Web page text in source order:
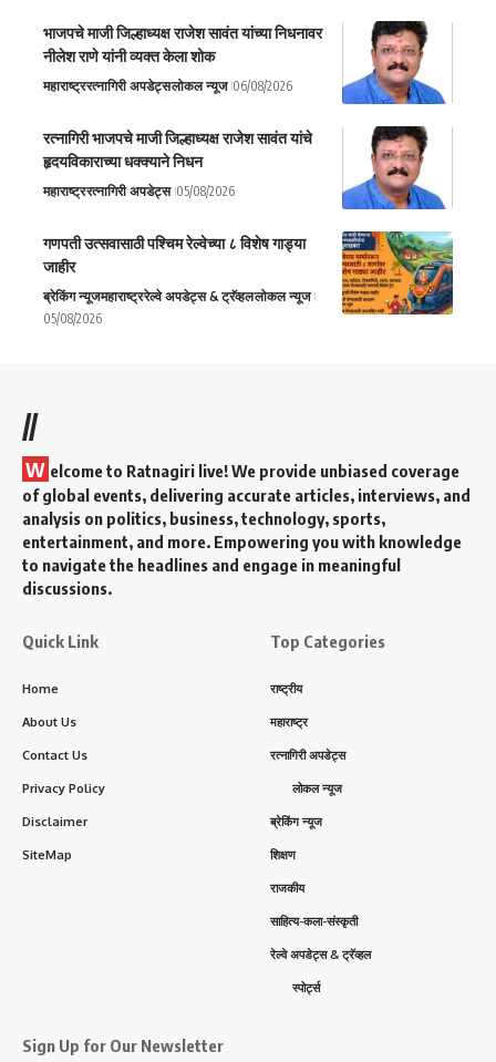
भाजपचे माजी जिल्हाध्यक्ष राजेश सावंत यांच्या निधनावर
नीलेश राणे यांनी व्यक्त केला शोक
महाराष्ट्ररत्नागिरी अपडेट्सलोकल न्यूज 06/08/2026
रत्नागिरी भाजपचे माजी जिल्हाध्यक्ष राजेश सावंत यांचे
हृदयविकाराच्या धक्क्याने निधन
महाराष्ट्ररत्नागिरी अपडेट्स 05/08/2026
गणपती उत्सवासाठी पश्चिम रेल्वेच्या ८ विशेष गाड्या
जाहीर
ब्रेकिंग न्यूजमहाराष्ट्ररेल्वे अपडेट्स & ट्रॅव्हललोकल न्यूज
05/08/2026
//
W elcome to Ratnagiri live! We provide unbiased coverage
of global events, delivering accurate articles, interviews, and
analysis on politics, business, technology, sports,
entertainment, and more. Empowering you with knowledge
to navigate the headlines and engage in meaningful
discussions.
Quick Link
Home
About Us
Contact Us
Privacy Policy
Disclaimer
SiteMap
Top Categories
राष्ट्रीय
महाराष्ट्र
रत्नागिरी अपडेट्स
लोकल न्यूज
ब्रेकिंग न्यूज
शिक्षण
राजकीय
साहित्य-कला-संस्कृती
रेल्वे अपडेट्स & ट्रॅव्हल
स्पोर्ट्स
Sign Up for Our Newsletter